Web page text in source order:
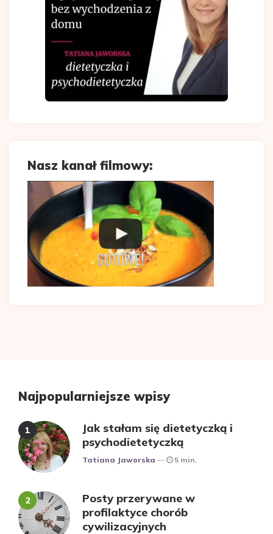
Nasz kanał filmowy:
Najpopularniejsze wpisy
Jak stałam się dietetyczką i
psychodietetyczką
Posted
Tatiana Jaworska 5 min.
Posty przerywane w
profilaktyce chorób
cywilizacyjnych